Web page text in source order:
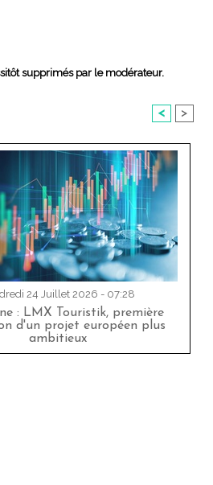
supprimés par le modérateur.
< >
24 Juillet 2026 - 07:28
: LMX Touristik, première
d'un projet européen plus
ambitieux